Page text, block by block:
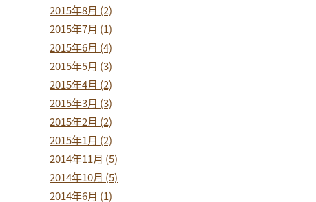
2015年8月 (2)
2015年7月 (1)
2015年6月 (4)
2015年5月 (3)
2015年4月 (2)
2015年3月 (3)
2015年2月 (2)
2015年1月 (2)
2014年11月 (5)
2014年10月 (5)
2014年6月 (1)